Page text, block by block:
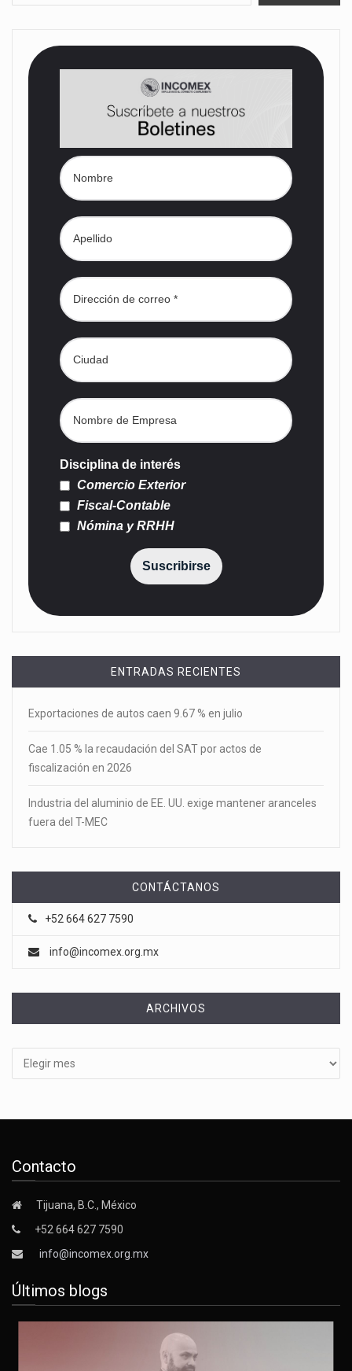
Disciplina de interés
Comercio Exterior
Fiscal-Contable
Nómina y RRHH
Suscribirse
ENTRADAS RECIENTES
Exportaciones de autos caen 9.67 % en julio
Cae 1.05 % la recaudación del SAT por actos de
fiscalización en 2026
Industria del aluminio de EE. UU. exige mantener aranceles
fuera del T-MEC
CONTÁCTANOS
+52 664 627 7590
info@incomex.org.mx
ARCHIVOS
Contacto
Tijuana, B.C., México
+52 664 627 7590
info@incomex.org.mx
Últimos blogs